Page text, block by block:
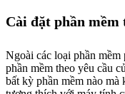
Cài đặt phần mềm
Ngoài các loại phần
phần mềm theo yêu cầu
bất kỳ phần mềm nào mà